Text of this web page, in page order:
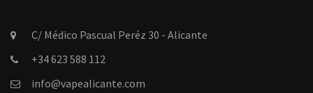
C/ Médico Pascual Peréz 30 - Alicante
+34 623 588 112
info@vapealicante.com